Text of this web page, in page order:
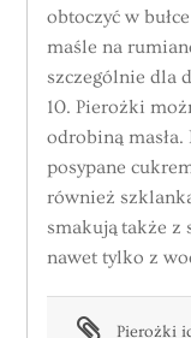
obtoczyć w
maśle na
szczególnie dla
10. Pierożki
odrobiną
posypane
również
smakują także z
nawet tylko z
Pierożki